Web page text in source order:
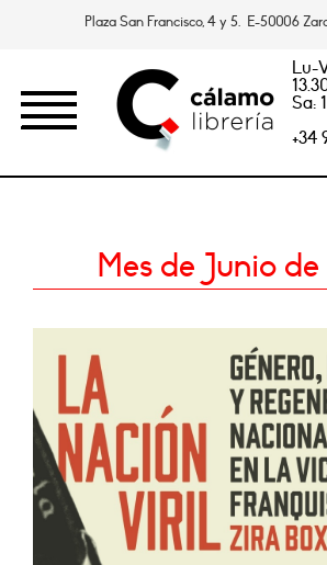
Plaza San Francisco, 4 y 5. E-50006
Lu-
Sa:
+34
Mes de Junio